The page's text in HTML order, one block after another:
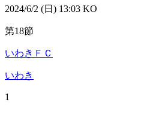
2024/6/2 (日) 13:03 KO
第18節
いわきＦＣ
いわき
1